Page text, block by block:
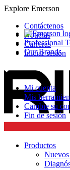
Explore Emerson
Professional
Our Brands
Contáctenos
Noticias
Carreras
Iniciar sesión
Mi cuenta
Mis
Cambie su
Fin de sesión
Productos